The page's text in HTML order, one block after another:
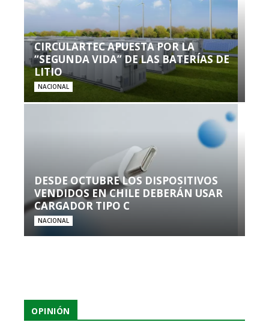
CIRCULARTEC APUESTA POR LA
“SEGUNDA VIDA” DE LAS BATERÍAS DE
LITIO
NACIONAL
DESDE OCTUBRE LOS DISPOSITIVOS
VENDIDOS EN CHILE DEBERÁN USAR
CARGADOR TIPO C
NACIONAL
OPINIÓN